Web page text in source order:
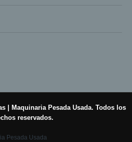
| Maquinaria Pesada Usada. Todos los
reservados.
Pesada Usada